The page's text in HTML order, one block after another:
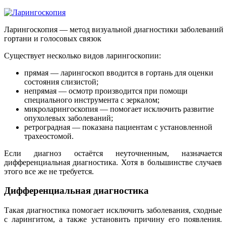
Ларингоскопия — метод визуальной диагностики заболеваний
гортани и голосовых связок
Существует несколько видов ларингоскопии:
прямая — ларингоскоп вводится в гортань для оценки
состояния слизистой;
непрямая — осмотр производится при помощи
специального инструмента с зеркалом;
микроларингоскопия — помогает исключить развитие
опухолевых заболеваний;
ретроградная — показана пациентам с установленной
трахеостомой.
Если диагноз остаётся неуточненным, назначается
дифференциальная диагностика. Хотя в большинстве случаев
этого все же не требуется.
Дифференциальная диагностика
Такая диагностика помогает исключить заболевания, сходные
с ларингитом, а также установить причину его появления.